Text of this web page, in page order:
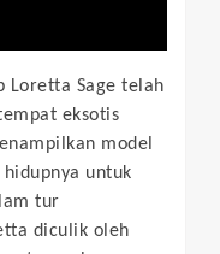
Sage telah
eksotis
model
untuk
tur
diculik oleh